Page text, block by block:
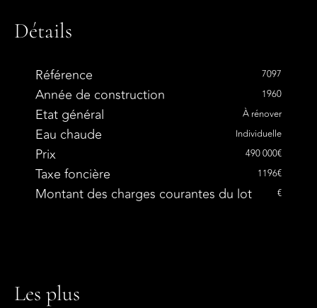
Détails
Référence 7097
Année de construction 1960
Etat général À rénover
Eau chaude Individuelle
Prix 490 000€
Taxe foncière 1196€
Montant des charges courantes du lot €
Les plus